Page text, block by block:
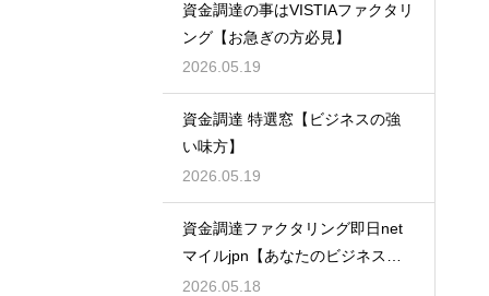
資金調達の事はVISTIAファクタリ
ング【お急ぎの方必見】
2026.05.19
資金調達 特選窓【ビジネスの強
い味方】
2026.05.19
資金調達ファクタリング即日net
マイルjpn【あなたのビジネスを
支える】
2026.05.18